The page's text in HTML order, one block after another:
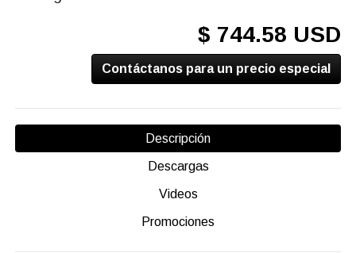
$ 744.58 USD
Contáctanos para un precio especial
Descripción
Descargas
Videos
Promociones